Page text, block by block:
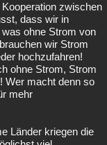
zwischen
dass wir in
ohne Strom von
wir Strom
hochzufahren!
ohne Strom, Strom
Wer macht denn so
mehr
Länder kriegen die